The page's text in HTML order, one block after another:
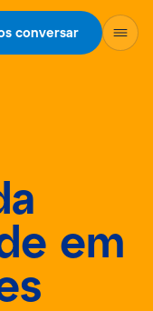
conversar
em